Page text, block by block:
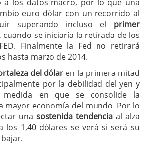
a los datos macro, por lo que una
euro dólar con un recorrido al
superando incluso el primer
cuando se iniciaría la retirada de los
Finalmente la Fed no retirará
hasta marzo de 2014.
del dólar en la primera mitad
por la debilidad del yen y
en que se consolide la
mayor economía del mundo. Por lo
una sostenida tendencia al alza
los 1,40 dólares se verá si será su